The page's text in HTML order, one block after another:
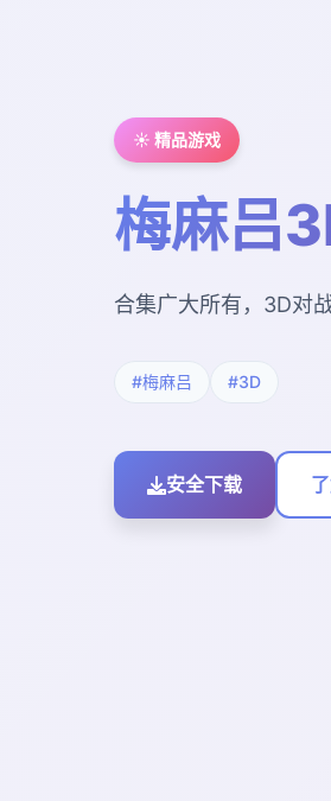
☀️ 精品游戏
梅麻吕
合集广大所有，3D对
#梅麻吕 #3D
安全下载